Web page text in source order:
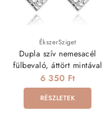
ÉkszerSziget
Dupla szív nemesacél
fülbevaló, áttört mintával
6 350 Ft
RÉSZLETEK